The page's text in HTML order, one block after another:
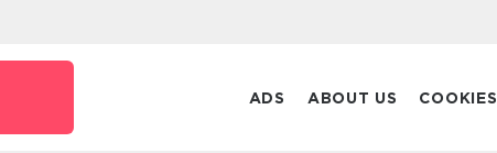
ADS ABOUT US COOKIES